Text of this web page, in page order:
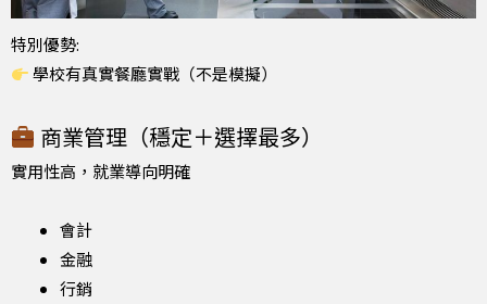
特別優勢:
學校有真實餐廳實戰（不是模擬）
商業管理（穩定＋選擇最多）
實用性高，就業導向明確
會計
金融
行銷